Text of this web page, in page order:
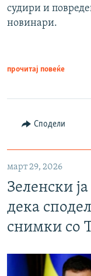
судири и
новинари.
прочитај повеќе
Сподели
март 29, 2026
Зеленски
дека
снимки со